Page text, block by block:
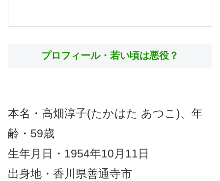
プロフィール・若い頃は悪役？
本名・高畑淳子(たかはた あつこ)、年
齢・59歳
生年月日・1954年10月11日
出身地・香川県善通寺市